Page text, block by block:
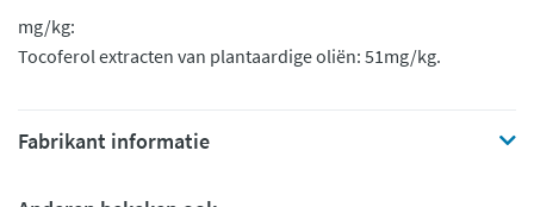
mg/kg:
Tocoferol extracten van plantaardige oliën: 51mg/kg.
Fabrikant informatie